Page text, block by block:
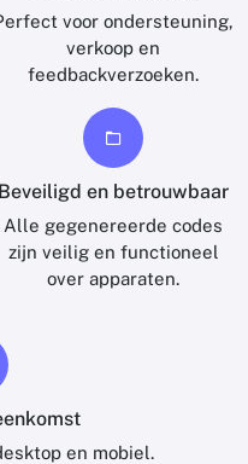
voor ondersteuning,
verkoop en
feedbackverzoeken.
Beveiligd en betrouwbaar
Alle gegenereerde codes
zijn veilig en functioneel
over apparaten.
en mobiel.